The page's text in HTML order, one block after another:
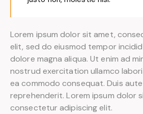
Lorem ipsum dolor sit amet,
elit, sed do eiusmod tempor
dolore magna aliqua. Ut enim ad
nostrud exercitation ullamco
ea commodo consequat. Duis
reprehenderit. Lorem ipsum dolor
consectetur adipiscing elit.